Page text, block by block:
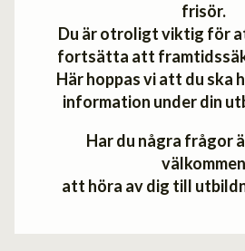
frisör.
Du är otroligt viktig för
fortsätta att
Här hoppas vi att du
information under din
Har du några frågor
välkommen
att höra av dig till